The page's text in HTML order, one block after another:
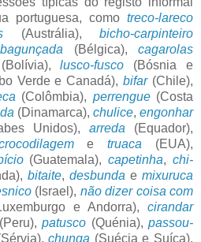
portuguesa, como treco-lareco
(Austrália),bicho-carpinteiro
bagunçada (Bélgica),cagarolas
lusco-fusco (Bósnia e
Verde e Canadá),bifar(Chile),
(Colômbia), perrengue(Costa
(Dinamarca), chulice,engonhar
Unidos), arreda (Equador),
etruaca (EUA),
(Guatemala),capetinha,chi-
bitaite, desbunda e mixuruca
(Israel), não dizer coisa com
e Andorra),cirandar
(Peru),patusco (Quénia),passou-
chunga (Suécia e Suíça),